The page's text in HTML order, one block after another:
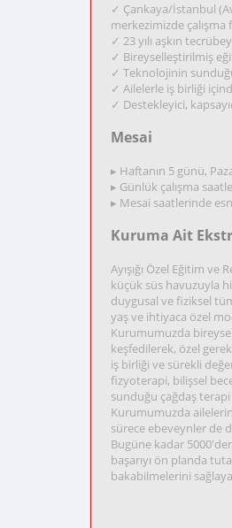
✓ Çankaya/İstanbul
merkezimizde çalışma
✓ 23 yılı aşkın
✓ Bireyselleştirilmiş
✓ Teknolojinin
✓ Ailelerle iş birliği
✓ Destekleyici,
Mesai
▸ Haftanın 5 günü,
▸ Günlük çalışma
▸ Mesai saatlerinde
Kuruma Ait
Ayışığı Özel Eğitim
küçük süs havuzuyla
duygusal ve fiziksel
yaş ve ihtiyaca özel
Kurumumuzda
keşfedilerek, özel
iş birliği ve sürekli
fizyoterapi, bilişsel
sunduğu çağdaş
Kurumumuzda ailelerin
sürece ebeveynler de
Bugüne kadar
başarıyı ön planda
bakabilmelerini